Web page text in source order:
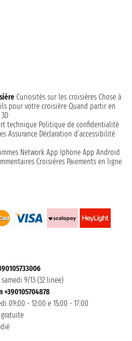
Curiosités sur les croisières Chose à
pour votre croisière Quand partir en
technique Politique de confidentialité
Assurance Déclaration d’accessibilité
Network App Iphone App Android
Croisières Paiements en ligne
9/13 (32 linee)
09:00 - 12:00 e 15:00 - 17:00